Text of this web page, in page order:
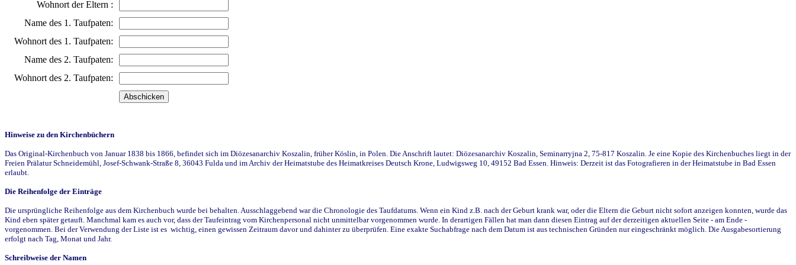
Wohnort der Eltern :
Name des 1. Taufpaten:
Wohnort des 1. Taufpaten:
Name des 2. Taufpaten:
Wohnort des 2. Taufpaten:
Hinweise zu den Kirchenbüchern
Das Original-Kirchenbuch von Januar 1838 bis 1866, befindet sich im Diözesanarchiv Koszalin, früher Köslin, in Polen. Die Anschrift lautet: Diözesanarchiv Koszalin, Seminarryjna 2, 75-817 Koszalin. Je eine Kopie des Kirchenbuches liegt in der
Freien Prälatur Schneidemühl, Josef-Schwank-Straße 8, 36043 Fulda und im Archiv der Heimatstube des Heimatkreises Deutsch Krone, Ludwigsweg 10, 49152 Bad Essen. Hinweis: Derzeit ist das Fotografieren in der Heimatstube in Bad Essen
erlaubt.
Die Reihenfolge der Einträge
Die ursprüngliche Reihenfolge aus dem Kirchenbuch wurde bei behalten. Ausschlaggebend war die Chronologie des Taufdatums. Wenn ein Kind z.B. nach der Geburt krank war, oder die Eltern die Geburt nicht sofort anzeigen konnten, wurde das
Kind eben später getauft. Manchmal kam es auch vor, dass der Taufeintrag vom Kirchenpersonal nicht unmittelbar vorgenommen wurde. In derartigen Fällen hat man dann diesen Eintrag auf der derzeitigen aktuellen Seite - am Ende -
vorgenommen. Bei der Verwendung der Liste ist es wichtig, einen gewissen Zeitraum davor und dahinter zu überprüfen. Eine exakte Suchabfrage nach dem Datum ist aus technischen Gründen nur eingeschränkt möglich. Die Ausgabesortierung
erfolgt nach Tag, Monat und Jahr.
Schreibweise der Namen